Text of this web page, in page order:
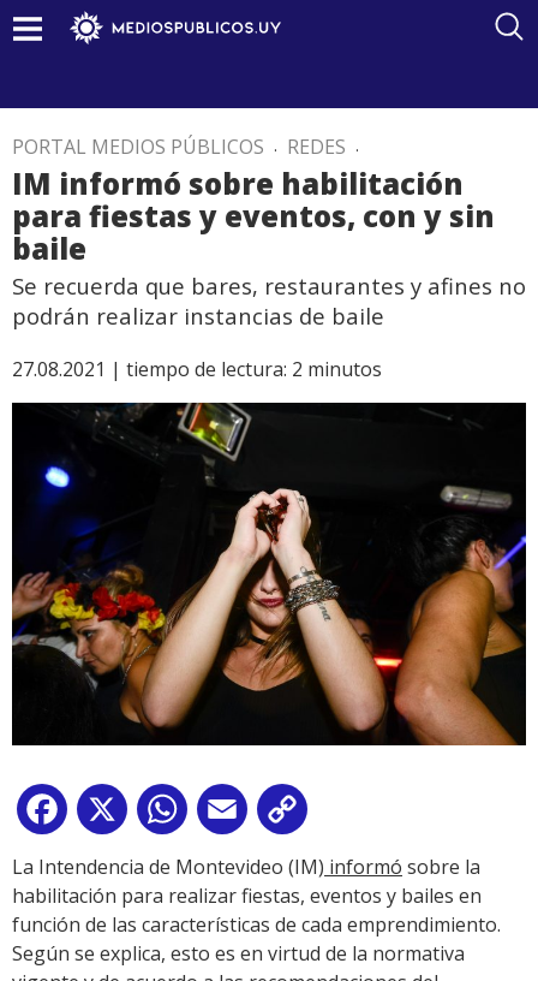
PORTAL MEDIOS PÚBLICOS . REDES .
IM informó sobre habilitación
para fiestas y eventos, con y sin
baile
Se recuerda que bares, restaurantes y afines no
podrán realizar instancias de baile
27.08.2021 | tiempo de lectura: 2 minutos
Facebook
X WhatsApp
Email
Link
La Intendencia de Montevideo (IM) informó sobre la
habilitación para realizar fiestas, eventos y bailes en
función de las características de cada emprendimiento.
Según se explica, esto es en virtud de la normativa